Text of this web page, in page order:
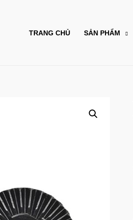
TRANG CHỦ SẢN PHẨM